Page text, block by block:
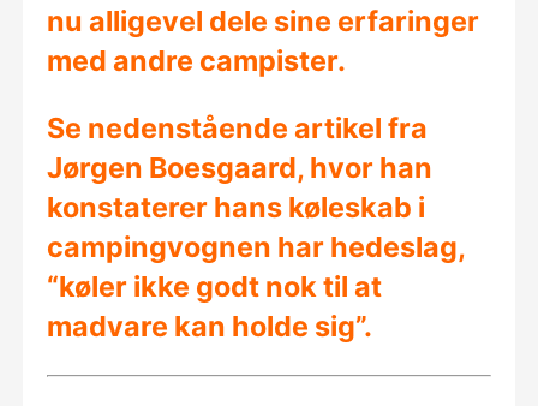
nu alligevel dele sine erfaringer
med andre campister.
Se nedenstående artikel fra
Jørgen Boesgaard, hvor han
konstaterer hans køleskab i
campingvognen har hedeslag,
“køler ikke godt nok til at
madvare kan holde sig”.